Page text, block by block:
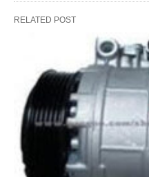
RELATED POST